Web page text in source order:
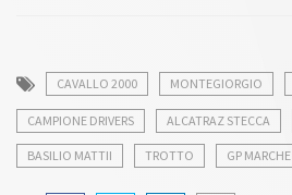
CAVALLO 2000 MONTEGIORGIO
CAMPIONE DRIVERS ALCATRAZ STECCA
BASILIO MATTII TROTTO GP MARCHE